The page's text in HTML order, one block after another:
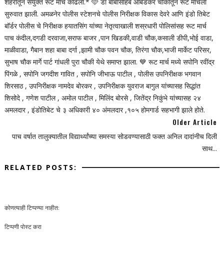
सुरुवात झाली. अमळनेर पोलीस स्टेशनचे पोलीस निरीक्षक विकास देवरे आणि इंडो तिबेट
बॉर्डर पोलीस चे निरीक्षक हयातसिंग यांच्या नेतृत्वाखाली शस्रधारी पोलिसांसह रूट मार्च
पाच कंदील,दगडी दरवाजा,सराफ बाजर ,पान खिडकी,वाडी चौक,कसाली डीपी,भोई वाडा,
माळीवाडा, गैबान शहा बाबा दर्गा ,झामी चौक पवन चौक, तिरंगा चौक,भाजी मार्केट परिसर,
सुभाष चौक मार्गे पार्ट गांधली पुरा चौकी येथे समाप्त झाला. 💙 रूट मार्च मध्ये सपोनि रवींद्र
पिंगळे , सपोनि जगदीश गावित , सपोनि जीभाऊ पाटील , पोलीस उपनिरीक्षक भगवान
शिरसाठ , उपनिरीक्षक नामदेव बोरकर , उपनिरीक्षक युवराज बागुल यांच्यासह सिद्धांत
शिसोदे , गणेश पाटील , अमोल पाटील , मिलिंद बोरसे , जितेंद्र निकुंभे यांच्यासह २४
अमलदार , इंडोतिबेट चे ३ अधिकारी ४० अंमलदार ,१०५ होमगार्ड सहभागी झाले होते.
Older Article
पाच वर्षात तालुक्यातील विद्यार्थ्यांच्या समस्या सोडवण्यासाठी फक्त अनिल दादांनीच दिली
साथ...
RELATED POSTS:
कोणत्याही टिप्पण्‍या नाहीत:
टिप्पणी पोस्ट करा